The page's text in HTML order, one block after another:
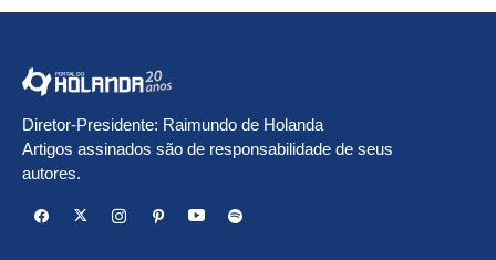
Diretor-Presidente: Raimundo de Holanda
Artigos assinados são de responsabilidade de seus
autores.